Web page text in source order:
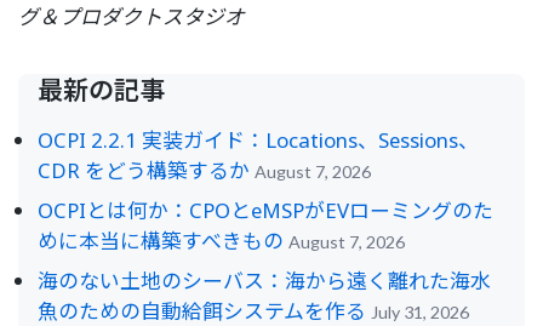
グ＆プロダクトスタジオ
最新の記事
OCPI 2.2.1 実装ガイド：Locations、Sessions、
CDR をどう構築するか August 7, 2026
OCPIとは何か：CPOとeMSPがEVローミングのた
めに本当に構築すべきもの August 7, 2026
海のない土地のシーバス：海から遠く離れた海水
魚のための自動給餌システムを作る July 31, 2026